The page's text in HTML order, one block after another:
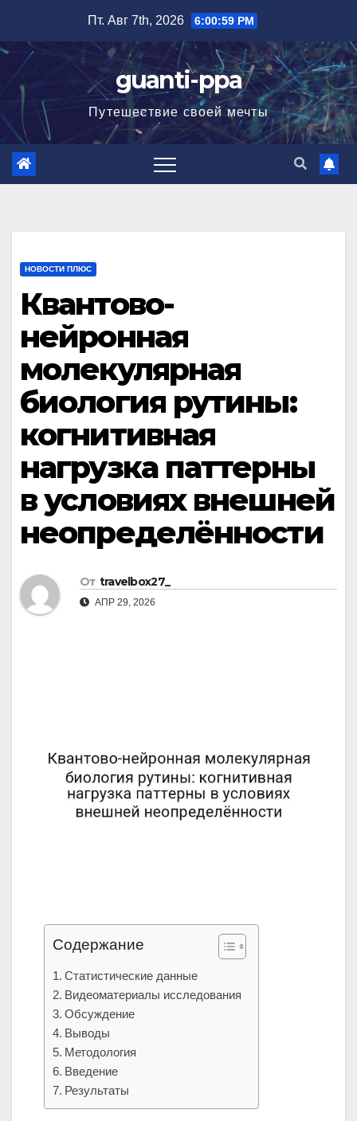
содержимому
Пт. Авг 7th, 2026 6:01:01 PM
guanti-ppa
Путешествие своей мечты
НОВОСТИ ПЛЮС
Квантово-
нейронная
молекулярная
биология рутины:
когнитивная
нагрузка паттерны
в условиях внешней
неопределённости
От travelbox27_
АПР 29, 2026
Содержание
Статистические данные
Видеоматериалы исследования
Обсуждение
Выводы
Методология
Введение
Результаты